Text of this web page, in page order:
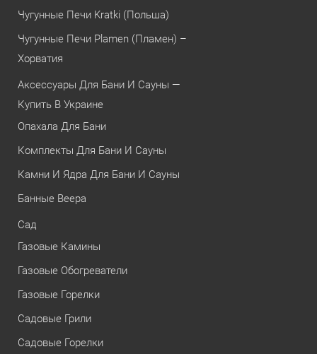
Чугунные Печи Kratki (Польша)
Чугунные Печи Plamen (Пламен) –
Хорватия
Аксессуары Для Бани И Сауны —
Купить В Украине
Опахала Для Бани
Комплекты Для Бани И Сауны
Камни И Ядра Для Бани И Сауны
Банные Веера
Сад
Газовые Камины
Газовые Обогреватели
Газовые Горелки
Садовые Грили
Садовые Горелки